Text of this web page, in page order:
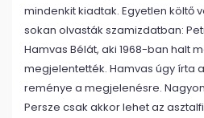
mindenkit kiadtak. Egyetlen költő
sokan olvasták szamizdatban:
Hamvas Bélát, aki 1968-ban halt
megjelentették. Hamvas úgy írta
reménye a megjelenésre.
Persze csak akkor lehet az